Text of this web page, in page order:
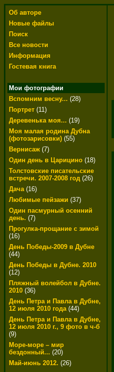
Об авторе
Новые файлы
Поиск
Все новости
Информация
Гостевая книга
Мои фотографии
Вспомним весну... (28)
Портрет (11)
Деревенька моя... (19)
Моя малая родина Дубна
(фотозарисовки) (55)
Вернисаж (7)
Один день в Царицино (18)
Толстовские писательские
встречи. 2007-2008 год (26)
Дача(16)
Любимые пейзажи (37)
Один пасмурный осенний
день. (7)
Прогулка-прощание с зимой
(16)
День Победы-2009 в Дубне
(44)
День Победы в Дубне. 2010
(12)
Пляжный волейбол в Дубне.
2010 (36)
День Петра и Павла в Дубне,
12 июля 2010 года(44)
День Петра и Павла в Дубне,
12 июля 2010 г., 9 фото в ч-б
(9)
Море-море – мир
бездонный... (20)
Май-июнь 2012. (26)